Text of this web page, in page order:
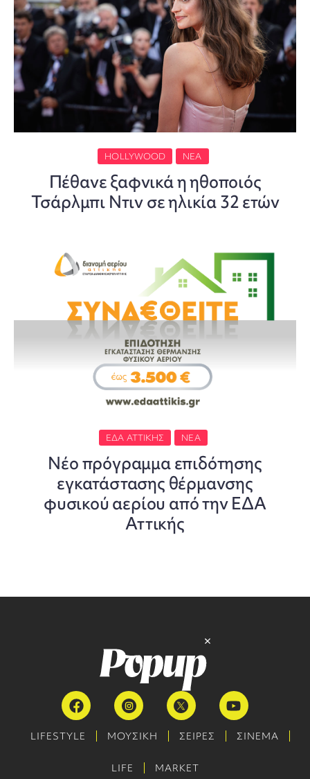
HOLLYWOOD ΝΈΑ
Πέθανε ξαφνικά η ηθοποιός
Τσάρλμπι Ντιν σε ηλικία 32 ετών
ΕΔΑ ΑΤΤΙΚΉΣ ΝΈΑ
Νέο πρόγραμμα επιδότησης
εγκατάστασης θέρμανσης
φυσικού αερίου από την ΕΔΑ
Αττικής
LIFESTYLE ΜΟΥΣΙΚΗ ΣΕΙΡΕΣ ΣΙΝΕΜΑ
LIFE MARKET